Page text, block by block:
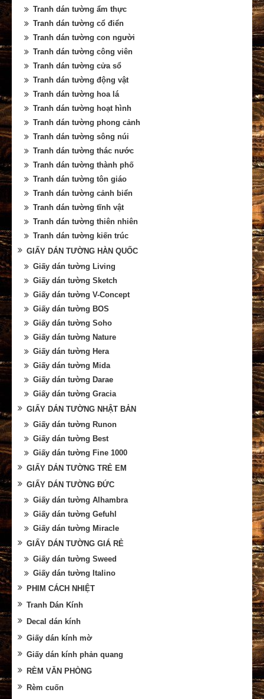
Tranh dán tường ẩm thực
Tranh dán tường cổ điển
Tranh dán tường con người
Tranh dán tường công viên
Tranh dán tường cửa sổ
Tranh dán tường động vật
Tranh dán tường hoa lá
Tranh dán tường hoạt hình
Tranh dán tường phong cảnh
Tranh dán tường sông núi
Tranh dán tường thác nước
Tranh dán tường thành phố
Tranh dán tường tôn giáo
Tranh dán tường cảnh biển
Tranh dán tường tĩnh vật
Tranh dán tường thiên nhiên
Tranh dán tường kiến trúc
GIẤY DÁN TƯỜNG HÀN QUỐC
Giấy dán tường Living
Giấy dán tường Sketch
Giấy dán tường V-Concept
Giấy dán tường BOS
Giấy dán tường Soho
Giấy dán tường Nature
Giấy dán tường Hera
Giấy dán tường Mida
Giấy dán tường Darae
Giấy dán tường Gracia
GIẤY DÁN TƯỜNG NHẬT BẢN
Giấy dán tường Runon
Giấy dán tường Best
Giấy dán tường Fine 1000
GIẤY DÁN TƯỜNG TRẺ EM
GIẤY DÁN TƯỜNG ĐỨC
Giấy dán tường Alhambra
Giấy dán tường Gefuhl
Giấy dán tường Miracle
GIẤY DÁN TƯỜNG GIÁ RẺ
Giấy dán tường Sweed
Giấy dán tường Italino
PHIM CÁCH NHIỆT
Tranh Dán Kính
Decal dán kính
Giấy dán kính mờ
Giấy dán kính phản quang
RÈM VĂN PHÒNG
Rèm cuốn